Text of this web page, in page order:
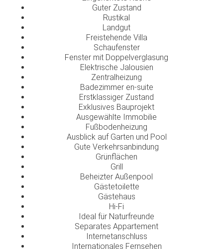
Guter Zustand
Rustikal
Landgut
Freistehende Villa
Schaufenster
Fenster mit Doppelverglasung
Elektrische Jalousien
Zentralheizung
Badezimmer en-suite
Erstklassiger Zustand
Exklusives Bauprojekt
Ausgewählte Immobilie
Fußbodenheizung
Ausblick auf Garten und Pool
Gute Verkehrsanbindung
Grünflächen
Grill
Beheizter Außenpool
Gästetoilette
Gästehaus
Hi-Fi
Ideal für Naturfreunde
Separates Appartement
Internetanschluss
Internationales Fernsehen